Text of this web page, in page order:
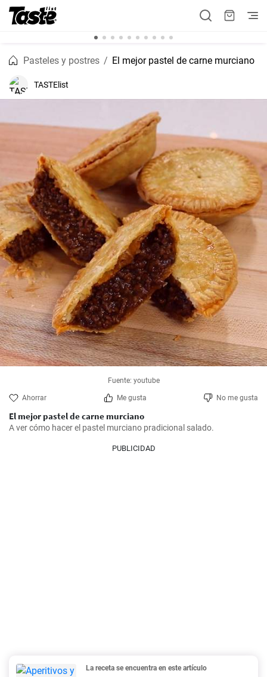
Pasteles y postres El mejor pastel de carne murciano
TASTElist
Fuente: youtube
Ahorrar Me gusta No me gusta
El mejor pastel de carne murciano
A ver cómo hacer el pastel murciano pradicional salado.
PUBLICIDAD
La receta se encuentra en este artículo